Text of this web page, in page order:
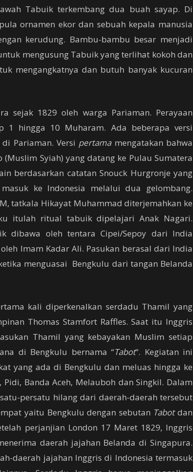
Tabuik terkembang dua buah sayap. Di
ornamen ekor dan sebuah kepala manusia
kerudung. Bambu-bambu besar menjadi
mengusung Tabuik yang terlihat kokoh dan
mengangkatnya dan butuh banyak kucuran
sejak 1829 oleh warga Pariaman. Perayaan
1 hingga 10 Muharam. Ada beberapa versi
Pariaman. Versi pertamamengatakan bahwa
Syiah) yang datang ke Pulau Sumatera
berdasarkan catatan Snouck Hurgronje yang
ke Indonesia melalui dua gelombang.
tatkala Hikayat Muhammad diterjemahkan ke
itulah ritual tabuik dipelajari Anak Nagari.
dibawa oleh tentara Cipei/Sepoy dari India
Imam Kadar Ali. Pasukan berasal dari India
menguasai Bengkulu dari tangan Belanda
kali diperkenalkan serdadu Thamil yang
Thomas Stamfort Raffles. Saat itu Inggris
Thamil yang kebayakan Muslim setiap
di Bengkulu bernama “Tabot“. Kegiatan ini
yang ada di Bengkulu dan meluas hingga ke
Banda Aceh, Melauboh dan Singkil. Dalam
persatu hilang dari daerah-daerah tersebut
yaitu Bengkulu dengan sebutan Tabotdan
perjanjian London 17 Maret 1829, Inggris
daerah jajahan Belanda di Singapura.
daerah jajahan Inggris di Indonesia termasuk